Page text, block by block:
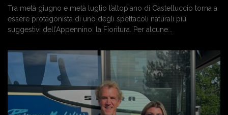
Tra metà giugno e metà luglio l’altopiano di Castelluccio torna a
essere protagonista di uno degli spettacoli naturali più
suggestivi dell’Appennino: la Fioritura. Per alcune...